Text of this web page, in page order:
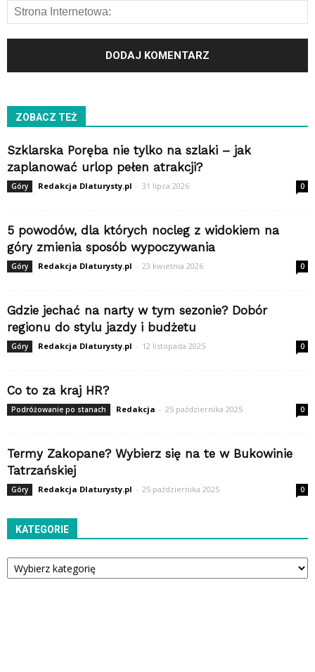
ZOBACZ TEŻ
Szklarska Poręba nie tylko na szlaki – jak
zaplanować urlop pełen atrakcji?
Góry Redakcja Dlaturysty.pl - 31 lipca 2026 0
5 powodów, dla których nocleg z widokiem na
góry zmienia sposób wypoczywania
Góry Redakcja Dlaturysty.pl - 23 kwietnia 2026 0
Gdzie jechać na narty w tym sezonie? Dobór
regionu do stylu jazdy i budżetu
Góry Redakcja Dlaturysty.pl - 12 listopada 2025 0
Co to za kraj HR?
Podróżowanie po stanach Redakcja - 25 października 2025 0
Termy Zakopane? Wybierz się na te w Bukowinie
Tatrzańskiej
Góry Redakcja Dlaturysty.pl - 25 października 2025 0
KATEGORIE
Kategorie